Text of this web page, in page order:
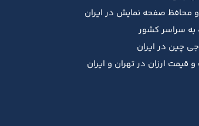
محافظ صفحه نمایش در ایران
سراسر کشور
چین در ایران
ارزان در تهران و ایران